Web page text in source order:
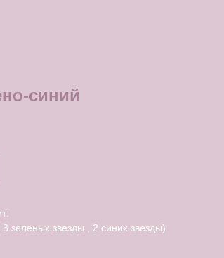
синий
зеленых звезды , 2 синих звезды)